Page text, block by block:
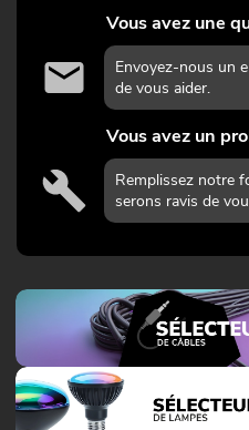
Vous avez une
Envoyez-nous un
de vous aider.
Vous avez un
Remplissez notre
serons ravis de